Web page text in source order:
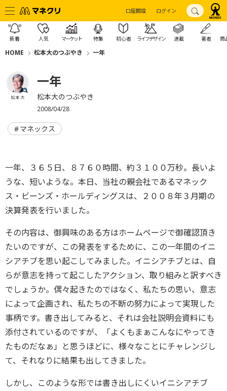
口座開設 ログイン
新着 人気 マーケット 特集 初心者 ライフデザイン 連載 著者 商
HOME 松本大のつぶやき 一年
松本 大
一年
松本大のつぶやき
2008/04/28
マネックス
一年、３６５日、８７６０時間、約３１００万秒。長いよ
うな、短いような。本日、当社の親会社であるマネック
ス・ビーンズ・ホールディングスは、２００８年３月期の
決算発表を行いました。
その内容は、御興味のある方はホームページで御確認頂き
たいのですが、この発表をするために、この一年間のイニ
シアチブを思い起こしてみました。イニシアチブとは、自
らが意志を持って起こしたアクション、取り組みと訳すべき
でしょうか。偶々起きたのではなく、私たちの思い、意志
によって企画され、私たちの不断の努力によって実現した
事柄です。書き出してみると、それは会社説明会資料にも
添付されているのですが、「よくもまぁこんなにやってき
たものだなぁ」と思うほどに、様々なことにチャレンジし
て、それなりに結果も出してきました。
しかし、このような形では書き出しにくいイニシアチブ